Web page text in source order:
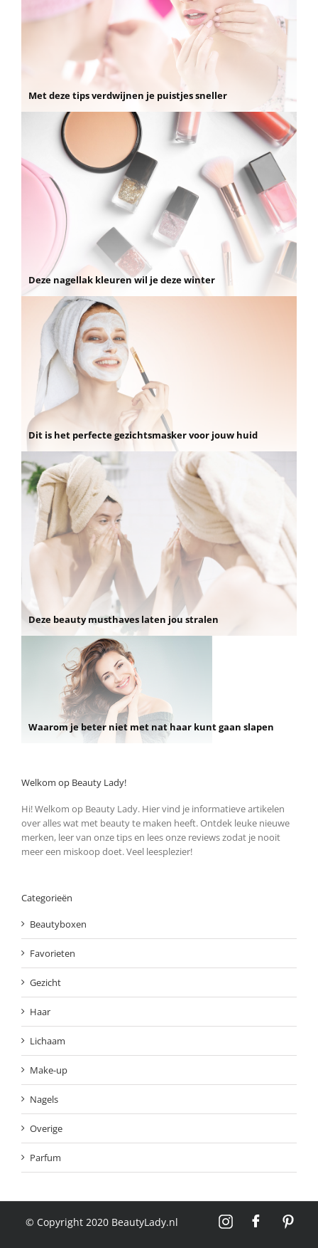
Met deze tips verdwijnen je puistjes sneller
Deze nagellak kleuren wil je deze winter
Dit is het perfecte gezichtsmasker voor jouw huid
Deze beauty musthaves laten jou stralen
Waarom je beter niet met nat haar kunt gaan slapen
Welkom op Beauty Lady!
Hi! Welkom op Beauty Lady. Hier vind je informatieve artikelen
over alles wat met beauty te maken heeft. Ontdek leuke nieuwe
merken, leer van onze tips en lees onze reviews zodat je nooit
meer een miskoop doet. Veel leesplezier!
Categorieën
Beautyboxen
Favorieten
Gezicht
Haar
Lichaam
Make-up
Nagels
Overige
Parfum
© Copyright 2020 BeautyLady.nl